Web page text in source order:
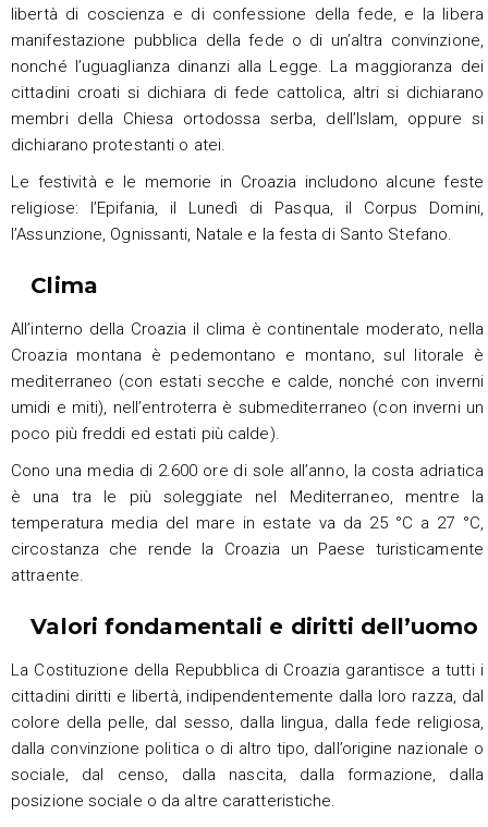
libertà di coscienza e di confessione della fede, e la libera
manifestazione pubblica della fede o di un’altra convinzione,
nonché l’uguaglianza dinanzi alla Legge. La maggioranza dei
cittadini croati si dichiara di fede cattolica, altri si dichiarano
membri della Chiesa ortodossa serba, dell’Islam, oppure si
dichiarano protestanti o atei.
Le festività e le memorie in Croazia includono alcune feste
religiose: l’Epifania, il Lunedì di Pasqua, il Corpus Domini,
l’Assunzione, Ognissanti, Natale e la festa di Santo Stefano.
Clima
All’interno della Croazia il clima è continentale moderato, nella
Croazia montana è pedemontano e montano, sul litorale è
mediterraneo (con estati secche e calde, nonché con inverni
umidi e miti), nell’entroterra è submediterraneo (con inverni un
poco più freddi ed estati più calde).
Cono una media di 2.600 ore di sole all’anno, la costa adriatica
è una tra le più soleggiate nel Mediterraneo, mentre la
temperatura media del mare in estate va da 25 °C a 27 °C,
circostanza che rende la Croazia un Paese turisticamente
attraente.
Valori fondamentali e diritti dell’uomo
La Costituzione della Repubblica di Croazia garantisce a tutti i
cittadini diritti e libertà, indipendentemente dalla loro razza, dal
colore della pelle, dal sesso, dalla lingua, dalla fede religiosa,
dalla convinzione politica o di altro tipo, dall’origine nazionale o
sociale, dal censo, dalla nascita, dalla formazione, dalla
posizione sociale o da altre caratteristiche.